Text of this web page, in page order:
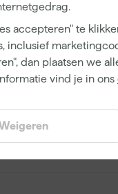
accepteren" te
inclusief
dan plaatsen we
vind je in ons
Bestaande